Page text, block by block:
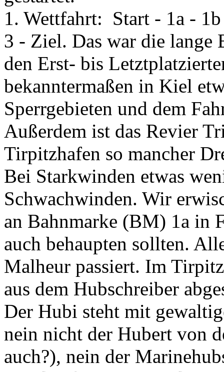
1. Wettfahrt: Start - 1a -
3 - Ziel. Das war die lange
den Erst- bis
bekanntermaßen in Kiel
Sperrgebieten und dem
Außerdem ist das Revier
Tirpitzhafen so mancher
Bei Starkwinden etwas
Schwachwinden. Wir
an Bahnmarke (BM) 1a in
auch behaupten sollten.
Malheur passiert. Im
aus dem Hubschreiber
Der Hubi steht mit
nein nicht der Hubert von
auch?), nein der